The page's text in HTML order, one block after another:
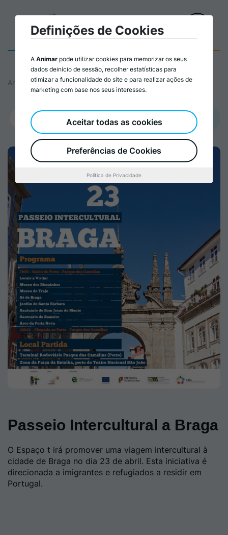
Animar
Promovido por:
Espaço t – Associação para Apoio à Integração Social e Comunitária
Passeio Intercultural a Braga
O Espaço t irá promover uma viagem intercultural à
cidade de Braga no dia 23 de abril. Esta iniciativa é
direcionada a imigrantes e refugiados a residir em
Portugal.
Definições de Cookies
A Animar pode utilizar cookies para memorizar os seus
dados deinício de sessão, recolher estatísticas para
otimizar a funcionalidade do site e para realizar ações de
marketing com base nos seus interesses.
Preferências de Cookies
Aceitar todas as cookies
Política de Privacidade